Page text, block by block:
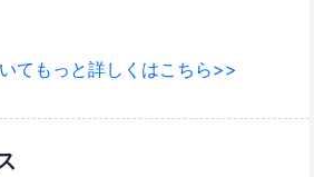
てもっと詳しくはこちら>>